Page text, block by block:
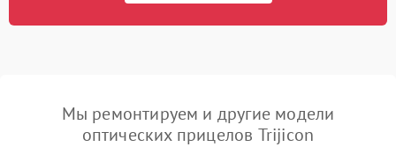
Мы ремонтируем и другие модели
оптических прицелов Trijicon